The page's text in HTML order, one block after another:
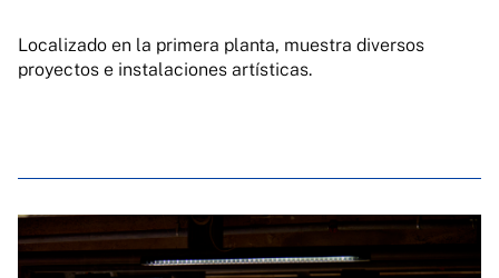
Localizado en la primera planta, muestra diversos
proyectos e instalaciones artísticas.